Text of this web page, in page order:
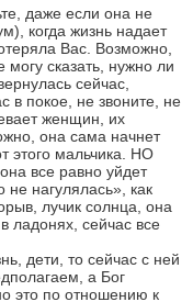
даже если она не
когда жизнь надает
Вас. Возможно,
сказать, нужно ли
сейчас,
в покое, не звоните, не
женщин, их
она сама начнет
этого мальчика. НО
все равно уйдет
не нагулялась», как
лучик солнца, она
ладонях, сейчас все
дети, то сейчас с ней
а Бог
это по отношению к